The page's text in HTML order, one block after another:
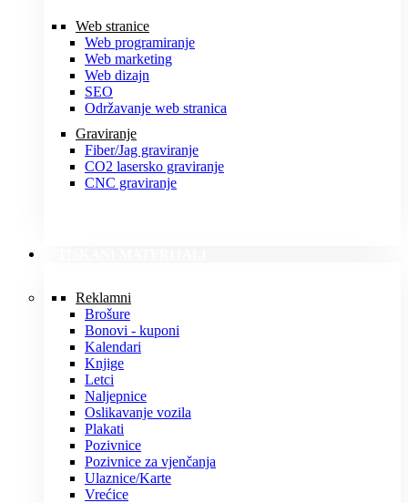
Web stranice
Web programiranje
Web marketing
Web dizajn
SEO
Održavanje web stranica
Graviranje
Fiber/Jag graviranje
CO2 lasersko graviranje
CNC graviranje
Reklamni
Brošure
Bonovi - kuponi
Kalendari
Knjige
Letci
Naljepnice
Oslikavanje vozila
Plakati
Pozivnice
Pozivnice za vjenčanja
Ulaznice/Karte
Vrećice